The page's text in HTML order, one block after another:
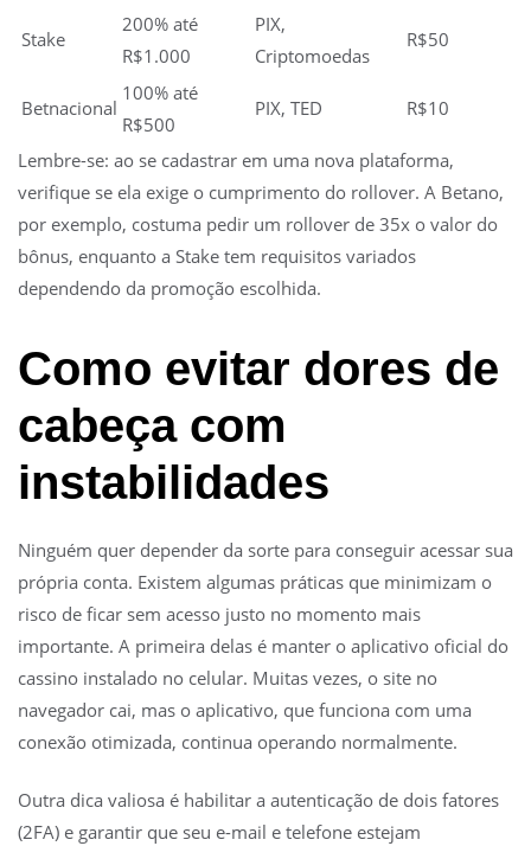
Stake
200% até
R$1.000
PIX,
Criptomoedas
R$50
Betnacional
100% até
R$500
PIX, TED R$10
Lembre-se: ao se cadastrar em uma nova plataforma,
verifique se ela exige o cumprimento do rollover. A Betano,
por exemplo, costuma pedir um rollover de 35x o valor do
bônus, enquanto a Stake tem requisitos variados
dependendo da promoção escolhida.
Como evitar dores de
cabeça com
instabilidades
Ninguém quer depender da sorte para conseguir acessar sua
própria conta. Existem algumas práticas que minimizam o
risco de ficar sem acesso justo no momento mais
importante. A primeira delas é manter o aplicativo oficial do
cassino instalado no celular. Muitas vezes, o site no
navegador cai, mas o aplicativo, que funciona com uma
conexão otimizada, continua operando normalmente.
Outra dica valiosa é habilitar a autenticação de dois fatores
(2FA) e garantir que seu e-mail e telefone estejam